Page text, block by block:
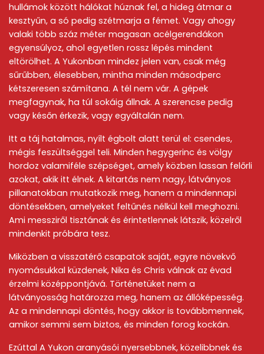
hullámok között hálókat húznak fel, a hideg átmar a
kesztyűn, a só pedig szétmarja a fémet. Vagy ahogy
valaki több száz méter magasan acélgerendákon
egyensúlyoz, ahol egyetlen rossz lépés mindent
eltörölhet. A Yukonban mindez jelen van, csak még
sűrűbben, élesebben, mintha minden másodperc
kétszeresen számítana. A tél nem vár. A gépek
megfagynak, ha túl sokáig állnak. A szerencse pedig
vagy későn érkezik, vagy egyáltalán nem.
Itt a táj hatalmas, nyílt égbolt alatt terül el: csendes,
mégis feszültséggel teli. Minden hegygerinc és völgy
hordoz valamiféle szépséget, amely közben lassan felőrli
azokat, akik itt élnek. A kitartás nem nagy, látványos
pillanatokban mutatkozik meg, hanem a mindennapi
döntésekben, amelyeket feltűnés nélkül kell meghozni.
Ami messziről tisztának és érintetlennek látszik, közelről
mindenkit próbára tesz.
Miközben a visszatérő csapatok saját, egyre növekvő
nyomásukkal küzdenek, Nika és Chris válnak az évad
érzelmi középpontjává. Történetüket nem a
látványosság határozza meg, hanem az állóképesség.
Az a mindennapi döntés, hogy akkor is továbbmennek,
amikor semmi sem biztos, és minden forog kockán.
Ezúttal A Yukon aranyásói nyersebbnek, közelibbnek és